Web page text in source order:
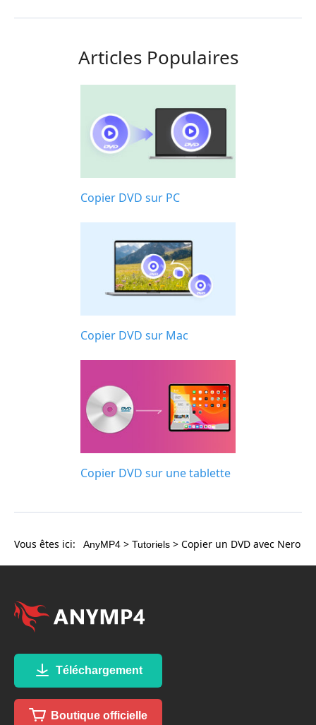
Articles Populaires
Copier DVD sur PC
Copier DVD sur Mac
Copier DVD sur une tablette
Vous êtes ici: AnyMP4 > Tutoriels > Copier un DVD avec Nero
Téléchargement
Boutique officielle